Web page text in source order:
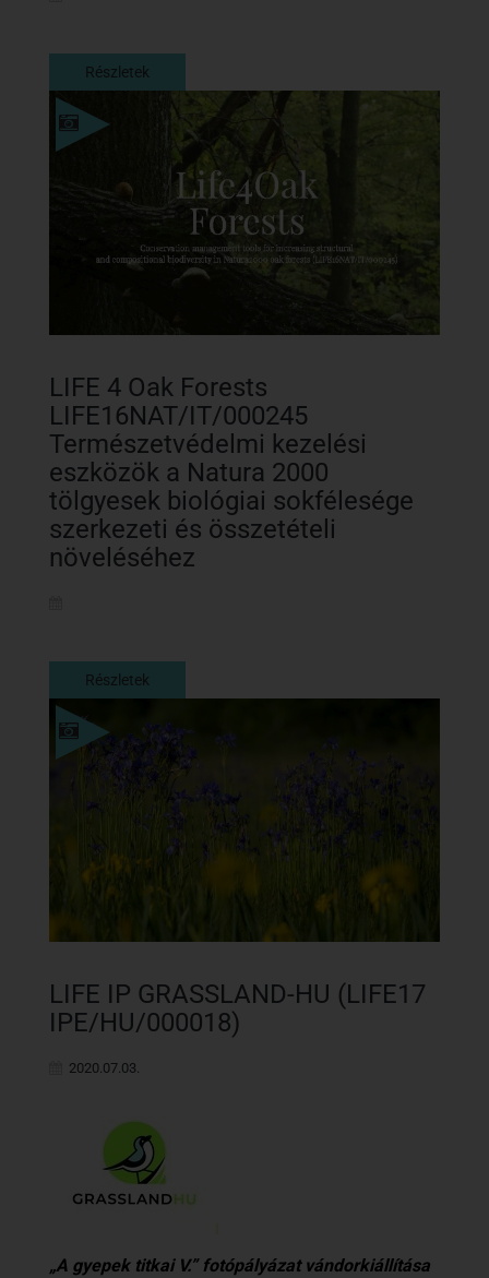
Részletek
Részletek
LIFE 4 Oak Forests
LIFE16NAT/IT/000245
Természetvédelmi kezelési
eszközök a Natura 2000
tölgyesek biológiai sokfélesége
szerkezeti és összetételi
növeléséhez
Részletek
Részletek
LIFE IP GRASSLAND-HU (LIFE17
IPE/HU/000018)
2020.07.03.
„A gyepek titkai V.” fotópályázat vándorkiállítása